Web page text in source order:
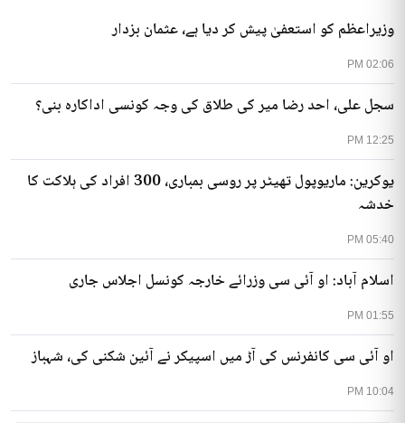
02:06 PM
وزیراعظم کو استعفیٰ پیش کر دیا ہے، عثمان بزدار
12:25 PM
سجل علی، احد رضا میر کی طلاق کی وجہ کونسی اداکارہ بنی؟
05:40 PM
یوکرین: ماریوپول تھیٹر پر روسی بمباری، 300 افراد کی ہلاکت کا
خدشہ
01:55 PM
اسلام آباد: او آئی سی وزرائے خارجہ کونسل اجلاس جاری
10:04 PM
او آئی سی کانفرنس کی آڑ میں اسپیکر نے آئین شکنی کی، شہباز